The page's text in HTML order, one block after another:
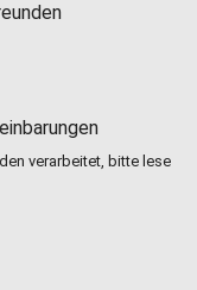
verarbeitet, bitte lese